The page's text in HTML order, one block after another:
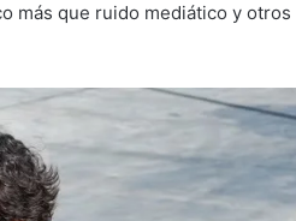
más que ruido mediático y otros